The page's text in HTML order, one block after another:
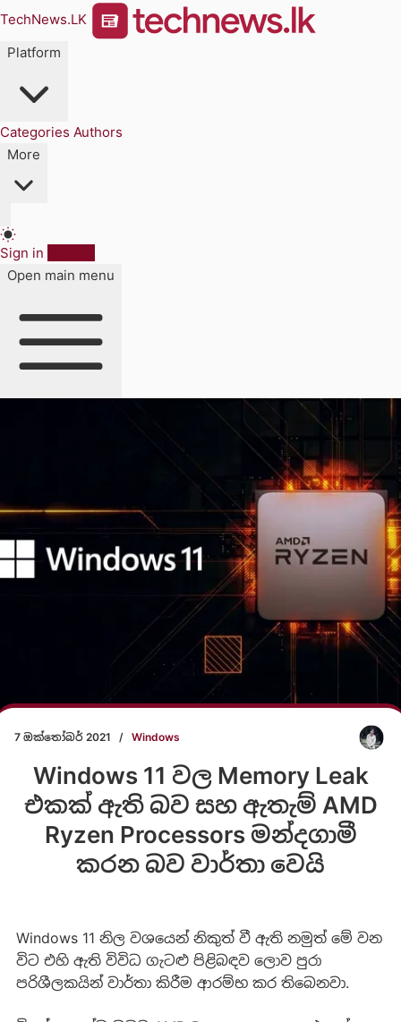
TechNews.LK
Platform
Categories Authors
More
Sign in
Open main menu
7 ඔක්තෝබර් 2021 / Windows
Windows 11 වල Memory Leak
එකක් ඇති බව සහ ඇතැම් AMD
Ryzen Processors මන්දගාමී
කරන බව වාර්තා වෙයි
Windows 11 නිල වශයෙන් නිකුත් වී ඇති නමුත් මේ වන
විට එහි ඇති විවිධ ගැටළු පිළිබඳව ලොව පුරා
පරිශීලකයින් වාර්තා කිරීම ආරම්භ කර තිබෙනවා.